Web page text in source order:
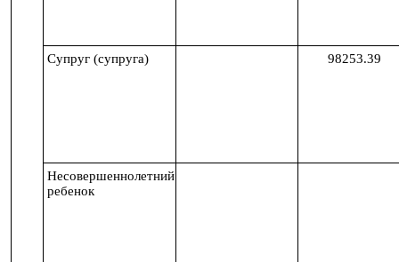
Супруг (супруга) 98253.39
Несовершеннолетний
ребенок